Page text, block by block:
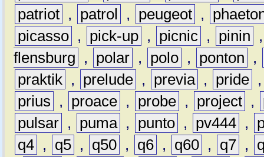
patriot , patrol , peugeot ,
picasso , pick-up , picnic , pinin
flensburg
, polar , polo , ponton
,
praktik , prelude , previa , pride
prius
, proace , probe , project ,
pulsar , puma , punto , pv444 ,
q4 , q5 , q50 , q6 , q60 , q7 ,